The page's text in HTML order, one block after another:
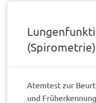
(Spirometrie)
Atemtest zur
und